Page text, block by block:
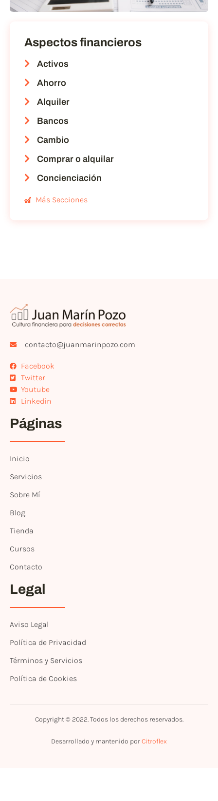
Aspectos financieros
Activos
Ahorro
Alquiler
Bancos
Cambio
Comprar o alquilar
Concienciación
Más Secciones
contacto@juanmarinpozo.com
Facebook
Twitter
Youtube
Linkedin
Páginas
Inicio
Servicios
Sobre Mí
Blog
Tienda
Cursos
Contacto
Legal
Aviso Legal
Política de Privacidad
Términos y Servicios
Política de Cookies
Copyright © 2022. Todos los derechos reservados.
Desarrollado y mantenido porCitroflex